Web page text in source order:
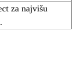
za najvišu